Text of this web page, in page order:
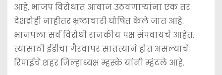
आहे. भाजप विरोधात आवाज उठवणार्‍यांना एक तर
देशद्रोही नाहीतर भ्रष्टाचारी घोषित केले जात आहे.
भाजपला सर्व विरोधी राजकीय पक्ष संपवायचे आहेत.
त्यासाठी ईडीचा गैरवापर सातत्याने होत असल्याचे
रिपाईचे शहर जिल्हाध्यक्ष म्हस्के यांनी म्हंटले आहे.